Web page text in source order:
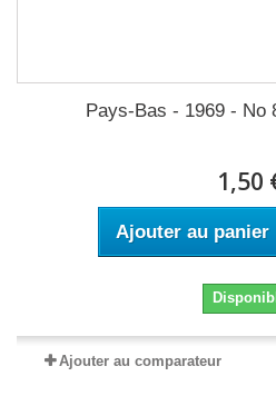
Pays-Bas - 1969 - No
1,50
Ajouter au panier
Ajouter au comparateur